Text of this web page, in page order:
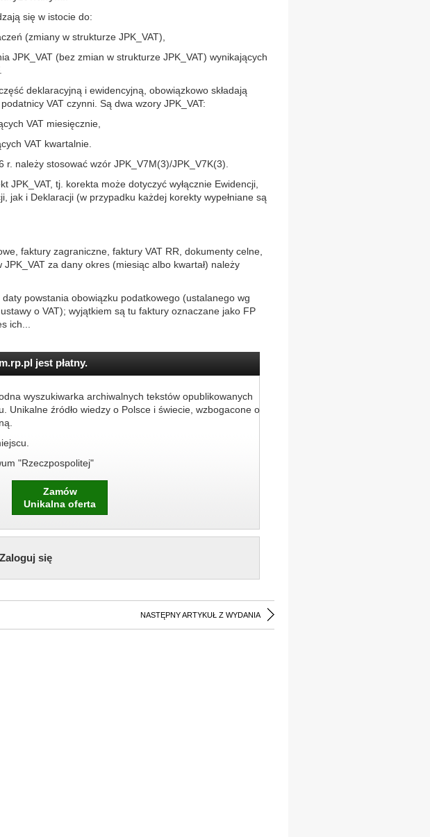
się w istocie do:
(zmiany w strukturze JPK_VAT),
JPK_VAT (bez zmian w strukturze JPK_VAT) wynikających
deklaracyjną i ewidencyjną, obowiązkowo składają
VAT czynni. Są dwa wzory JPK_VAT:
VAT miesięcznie,
VAT kwartalnie.
należy stosować wzór JPK_V7M(3)/JPK_V7K(3).
JPK_VAT, tj. korekta może dotyczyć wyłącznie Ewidencji,
jak i Deklaracji (w przypadku każdej korekty wypełniane są
faktury zagraniczne, faktury VAT RR, dokumenty celne,
za dany okres (miesiąc albo kwartał) należy
powstania obowiązku podatkowego (ustalanego wg
o VAT); wyjątkiem są tu faktury oznaczane jako FP
ich...
jest płatny.
wyszukiwarka archiwalnych tekstów opublikowanych
Unikalne źródło wiedzy o Polsce i świecie, wzbogacone o
"Rzeczpospolitej"
Zamów
Unikalna oferta
się
NASTĘPNY ARTYKUŁ Z WYDANIA